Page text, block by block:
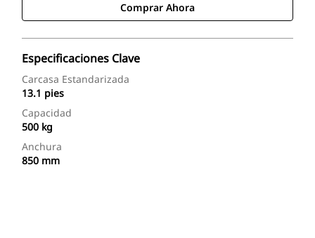
Comprar Ahora
Especificaciones Clave
Carcasa Estandarizada
13.1 pies
Capacidad
500 kg
Anchura
850 mm